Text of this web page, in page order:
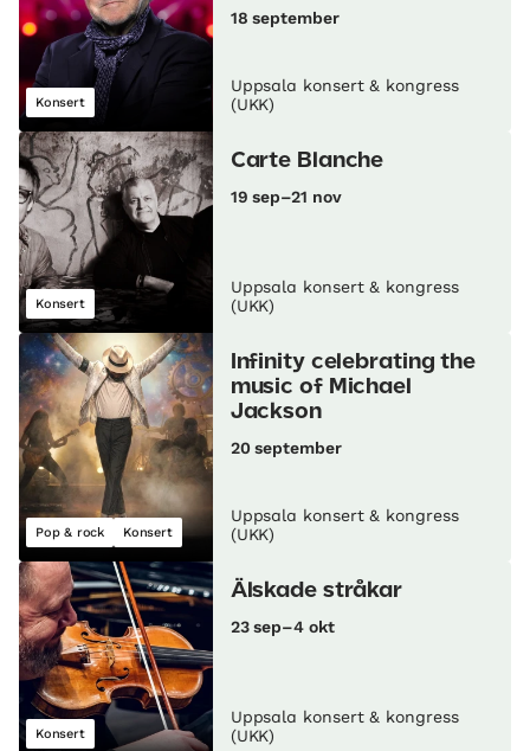
Konsert
18 september
Uppsala konsert & kongress
(UKK)
Konsert
Carte Blanche
19 sep–21 nov
Uppsala konsert & kongress
(UKK)
Pop & rock Konsert
Infinity celebrating the
music of Michael
Jackson
20 september
Uppsala konsert & kongress
(UKK)
Konsert
Älskade stråkar
23 sep–4 okt
Uppsala konsert & kongress
(UKK)